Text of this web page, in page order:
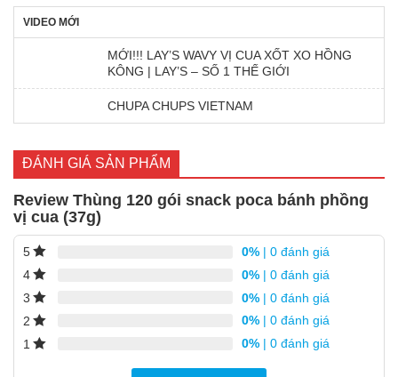
VIDEO MỚI
MỚI!!! LAY’S WAVY VỊ CUA XỐT XO HỒNG
KÔNG | LAY’S – SỐ 1 THẾ GIỚI
CHUPA CHUPS VIETNAM
ĐÁNH GIÁ SẢN PHẨM
Review Thùng 120 gói snack poca bánh phồng
vị cua (37g)
5 0% | 0 đánh giá
4
0% | 0 đánh giá
3
0% | 0 đánh giá
2
0% | 0 đánh giá
1
0% | 0 đánh giá